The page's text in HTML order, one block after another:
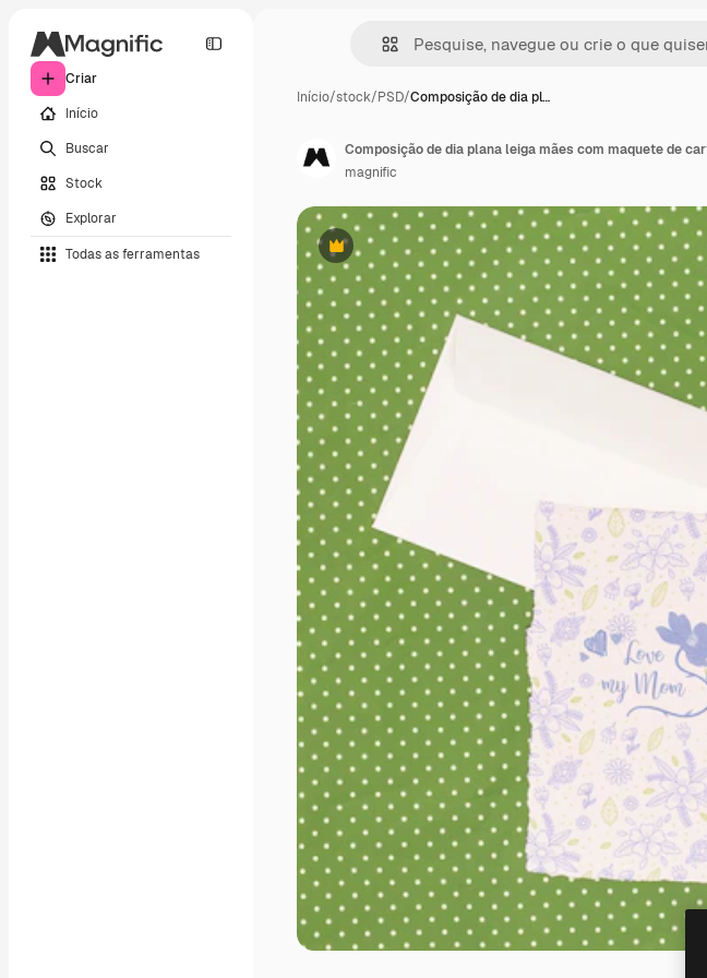
Criar
Início
Buscar
Stock
Explorar
Todas as ferramentas
Início/stock/PSD/Composição de dia pl…
Premium
Composição de dia plana leiga mães com maquete de
magnific